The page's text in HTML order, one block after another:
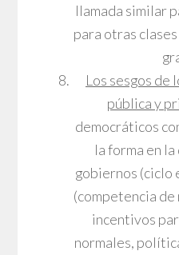
llamada similar
para otras
Los sesgos de
pública y
democráticos
la forma en
gobiernos (ciclo
(competencia de
incentivos
normales,